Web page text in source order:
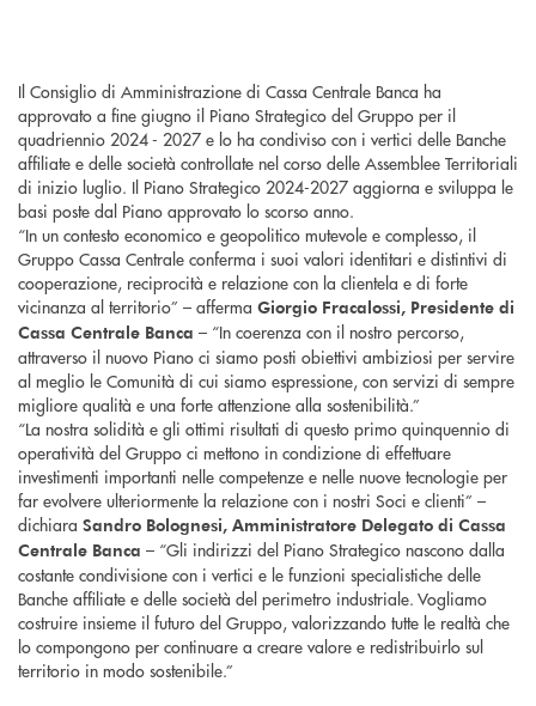
Il Consiglio di Amministrazione di Cassa Centrale Banca ha
approvato a fine giugno il Piano Strategico del Gruppo per il
quadriennio 2024 - 2027 e lo ha condiviso con i vertici delle Banche
affiliate e delle società controllate nel corso delle Assemblee Territoriali
di inizio luglio. Il Piano Strategico 2024-2027 aggiorna e sviluppa le
basi poste dal Piano approvato lo scorso anno.
“In un contesto economico e geopolitico mutevole e complesso, il
Gruppo Cassa Centrale conferma i suoi valori identitari e distintivi di
cooperazione, reciprocità e relazione con la clientela e di forte
vicinanza al territorio” – afferma Giorgio Fracalossi, Presidente di
Cassa Centrale Banca – “In coerenza con il nostro percorso,
attraverso il nuovo Piano ci siamo posti obiettivi ambiziosi per servire
al meglio le Comunità di cui siamo espressione, con servizi di sempre
migliore qualità e una forte attenzione alla sostenibilità.”
“La nostra solidità e gli ottimi risultati di questo primo quinquennio di
operatività del Gruppo ci mettono in condizione di effettuare
investimenti importanti nelle competenze e nelle nuove tecnologie per
far evolvere ulteriormente la relazione con i nostri Soci e clienti” –
dichiara Sandro Bolognesi, Amministratore Delegato di Cassa
Centrale Banca – “Gli indirizzi del Piano Strategico nascono dalla
costante condivisione con i vertici e le funzioni specialistiche delle
Banche affiliate e delle società del perimetro industriale. Vogliamo
costruire insieme il futuro del Gruppo, valorizzando tutte le realtà che
lo compongono per continuare a creare valore e redistribuirlo sul
territorio in modo sostenibile.”